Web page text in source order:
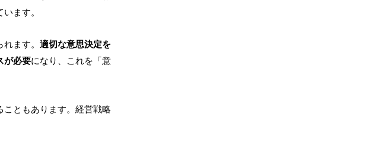
ます。
ます。 適切な意思決定を
が必要になり、これを「意
こともあります。経営戦略